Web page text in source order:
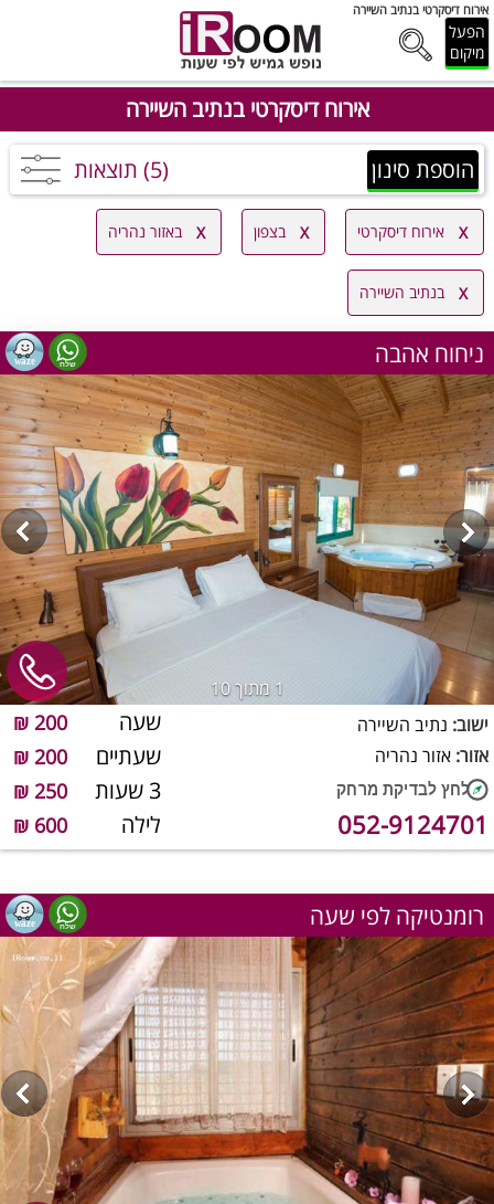
אירוח דיסקרטי בנתיב השיירה
הפעל
מיקום
אירוח דיסקרטי בנתיב השיירה
הוספת סינון (5) תוצאות
אירוח דיסקרטי בצפון באזור נהריה
בנתיב השיירה
ניחוח אהבה
1 מתוך 10
שעה 200 ₪
שעתיים 200 ₪
3 שעות 250 ₪
לילה 600 ₪
ישוב: נתיב השיירה
אזור: אזור נהריה
052-9124701
רומנטיקה לפי שעה